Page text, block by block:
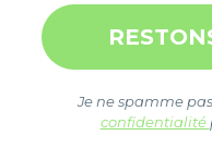
Je ne spamme
confidentialité